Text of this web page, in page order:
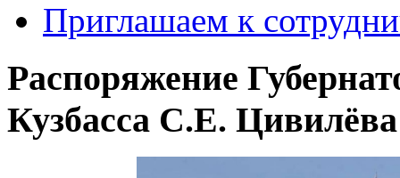
Приглашаем к
Распоряжение
Кузбасса С.Е. Цивилёва